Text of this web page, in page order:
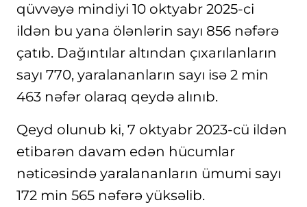
qüvvəyə mindiyi 10 oktyabr 2025-ci
ildən bu yana ölənlərin sayı 856 nəfərə
çatıb. Dağıntılar altından çıxarılanların
sayı 770, yaralananların sayı isə 2 min
463 nəfər olaraq qeydə alınıb.
Qeyd olunub ki, 7 oktyabr 2023-cü ildən
etibarən davam edən hücumlar
nəticəsində yaralananların ümumi sayı
172 min 565 nəfərə yüksəlib.